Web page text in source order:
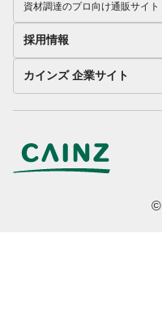
資材調達のプロ向け通販サイト
採用情報
カインズ 企業サイト
©